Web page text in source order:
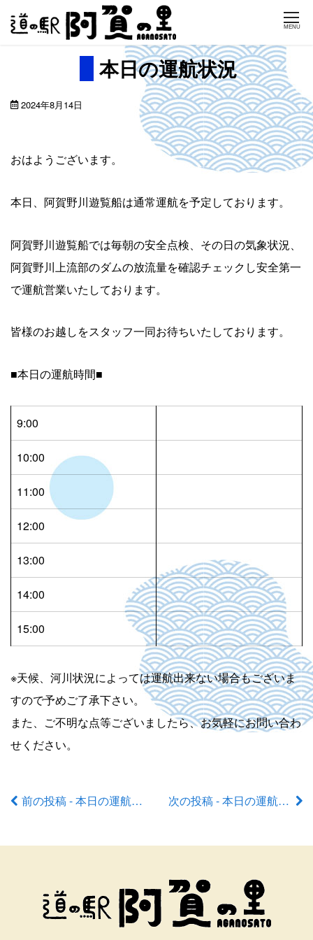
Skip
MENU
本日の運航状況
2024年8月14日
おはようございます。
本日、阿賀野川遊覧船は通常運航を予定しております。
阿賀野川遊覧船では毎朝の安全点検、その日の気象状況、
阿賀野川上流部のダムの放流量を確認チェックし安全第一
で運航営業いたしております。
皆様のお越しをスタッフ一同お待ちいたしております。
■本日の運航時間■
9:00
10:00
11:00
12:00
13:00
14:00
15:00
※天候、河川状況によっては運航出来ない場合もございま
すので予めご了承下さい。
また、ご不明な点等ございましたら、お気軽にお問い合わ
せください。
前前の投稿 - 本日の運航状況 次の投稿 - 本日の運航状況